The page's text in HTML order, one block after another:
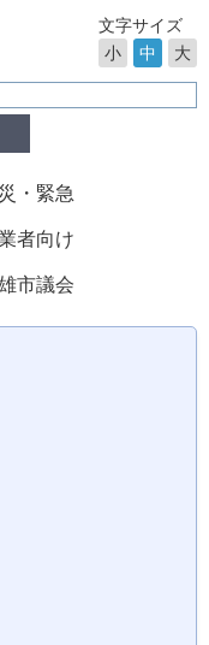
文字サイズ
小
中 大
・緊急
者向け
市議会